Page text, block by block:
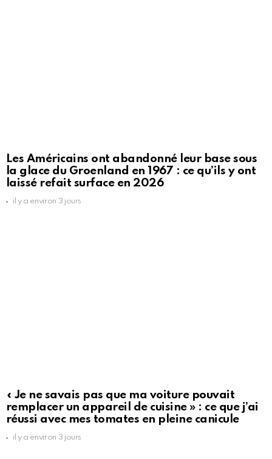
Les Américains ont abandonné leur base sous
la glace du Groenland en 1967 : ce qu’ils y ont
laissé refait surface en 2026
il y a environ 3 jours
« Je ne savais pas que ma voiture pouvait
remplacer un appareil de cuisine » : ce que j’ai
réussi avec mes tomates en pleine canicule
il y a environ 3 jours